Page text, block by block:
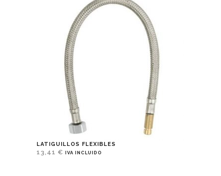
LATIGUILLOS FLEXIBLES
13,41 € IVA INCLUIDO